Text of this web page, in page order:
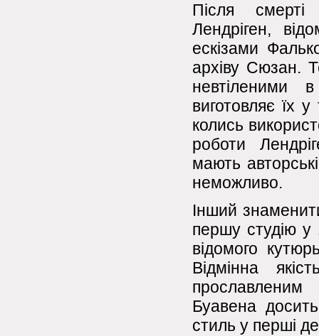
Після
Лендріген,
ескізами
архіву Сюзан.
невтіленими
виготовляє їх
колись
роботи
мають
неможливо.
Інший
першу студію у
відомого
Відмінна
Буавена
стиль у перші